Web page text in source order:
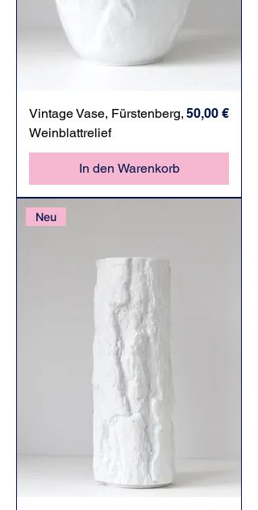
Vintage Vase, Fürstenberg,
Weinblattrelief
Preis
50,00 €
In den Warenkorb
Neu